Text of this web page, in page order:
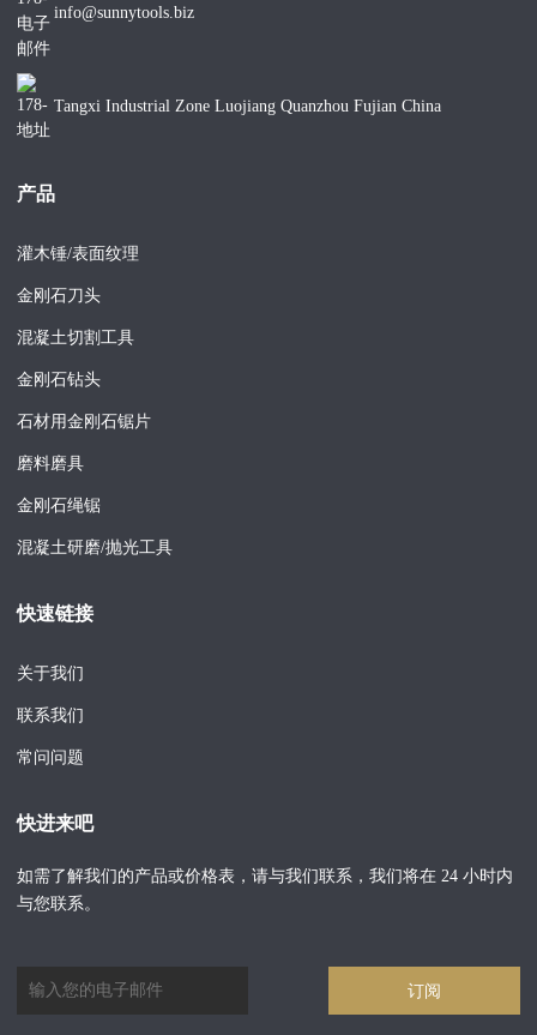
info@sunnytools.biz
Tangxi Industrial Zone Luojiang Quanzhou Fujian China
产品
灌木锤/表面纹理
金刚石刀头
混凝土切割工具
金刚石钻头
石材用金刚石锯片
磨料磨具
金刚石绳锯
混凝土研磨/抛光工具
快速链接
关于我们
联系我们
常问问题
快进来吧
如需了解我们的产品或价格表，请与我们联系，我们将在 24 小时内
与您联系。
订阅